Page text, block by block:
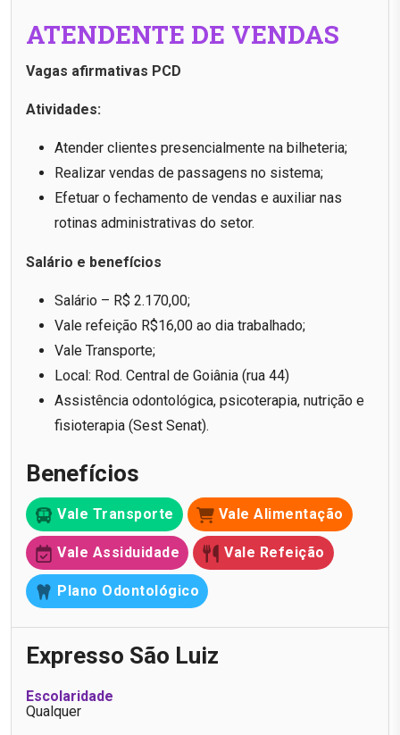
ATENDENTE DE VENDAS
Vagas afirmativas PCD
Atividades:
Atender clientes presencialmente na bilheteria;
Realizar vendas de passagens no sistema;
Efetuar o fechamento de vendas e auxiliar nas
rotinas administrativas do setor.
Salário e benefícios
Salário – R$ 2.170,00;
Vale refeição R$16,00 ao dia trabalhado;
Vale Transporte;
Local: Rod. Central de Goiânia (rua 44)
Assistência odontológica, psicoterapia, nutrição e
fisioterapia (Sest Senat).
Benefícios
Vale Transporte Vale Alimentação
Vale Assiduidade Vale Refeição
Plano Odontológico
Expresso São Luiz
Escolaridade
Qualquer